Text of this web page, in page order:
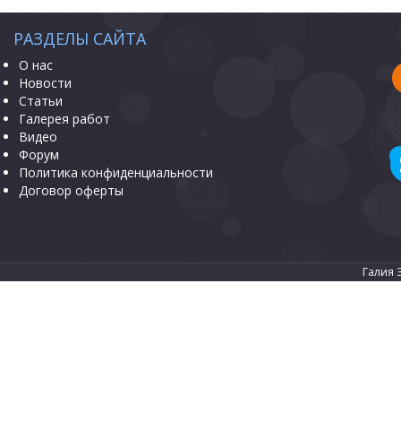
РАЗДЕЛЫ САЙТА
О нас
Новости
Статьи
Галерея работ
Видео
Форум
Политика конфиденциальности
Договор оферты
Галия